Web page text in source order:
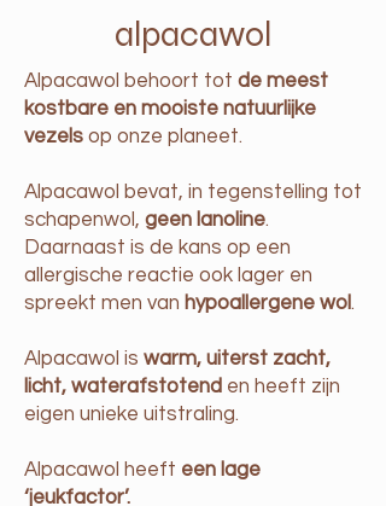
alpacawol
Alpacawol behoort tot de meest
kostbare en mooiste natuurlijke
vezels op onze planeet.
Alpacawol bevat, in tegenstelling tot
schapenwol, geen lanoline.
Daarnaast is de kans op een
allergische reactie ook lager en
spreekt men van hypoallergene wol.
Alpacawol is warm, uiterst zacht,
licht, waterafstotend en heeft zijn
eigen unieke uitstraling.
Alpacawol heeft een lage
‘jeukfactor’.